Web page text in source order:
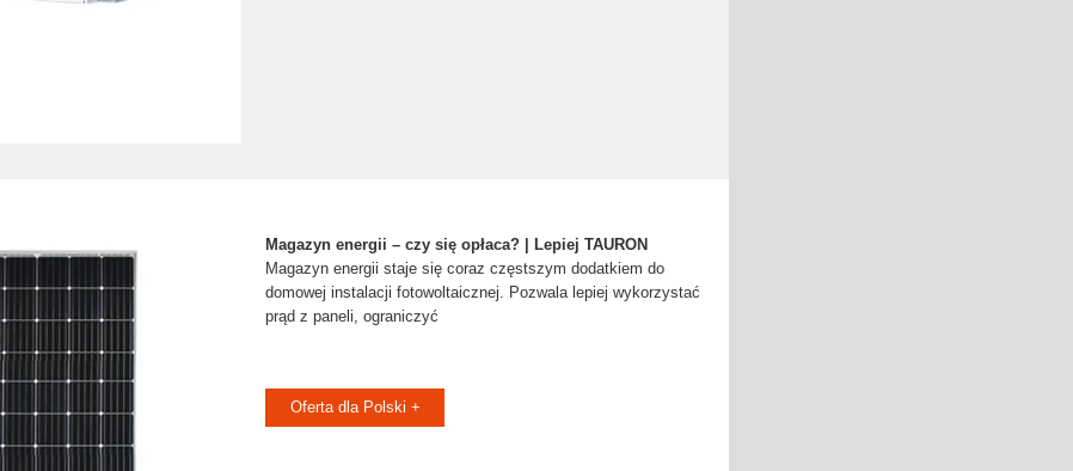
Magazyn energii – czy się opłaca? | Lepiej TAURON
Magazyn energii staje się coraz częstszym dodatkiem do
domowej instalacji fotowoltaicznej. Pozwala lepiej wykorzystać
prąd z paneli, ograniczyć
Oferta dla Polski +